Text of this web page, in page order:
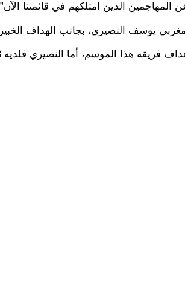
المهاجمين الذين امتلكهم في قائمتنا
يوسف النصيري، بجانب الهداف